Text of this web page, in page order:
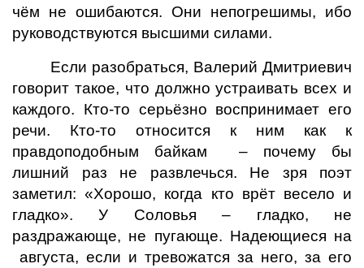
чём не ошибаются. Они непогрешимы, ибо
руководствуются высшими силами.
Если разобраться, Валерий Дмитриевич
говорит такое, что должно устраивать всех и
каждого. Кто-то серьёзно воспринимает его
речи. Кто-то относится к ним как к
правдоподобным байкам – почему бы
лишний раз не развлечься. Не зря поэт
заметил: «Хорошо, когда кто врёт весело и
гладко». У Соловья – гладко, не
раздражающе, не пугающе. Надеющиеся на
августа, если и тревожатся за него, за его